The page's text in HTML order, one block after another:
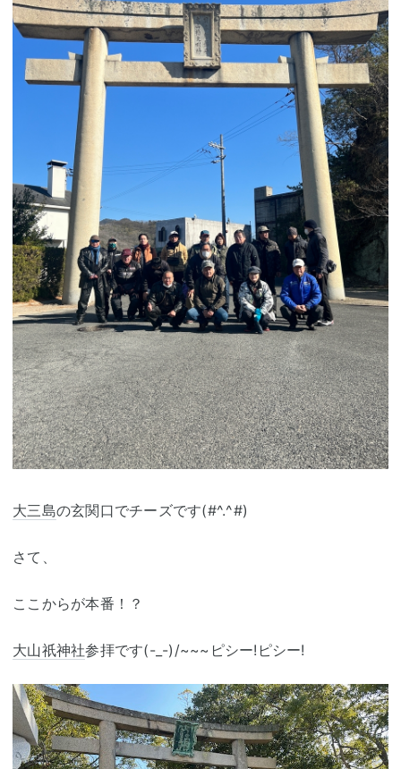
大三島の玄関口でチーズです(#^.^#)
さて、
ここからが本番！？
大山祇神社参拝です(-_-)/~~~ピシー!ピシー!